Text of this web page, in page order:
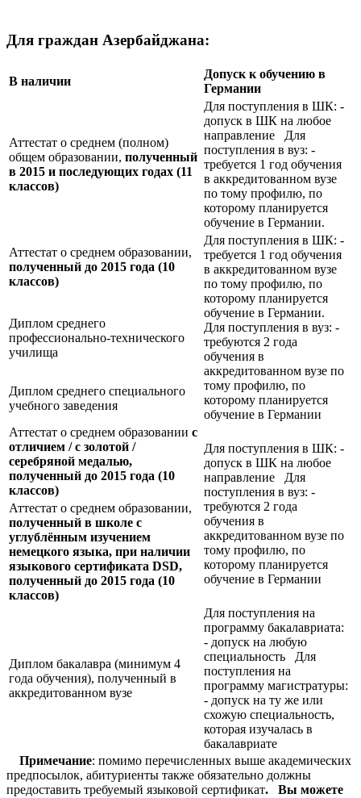
Для граждан Азербайджана:
В наличии
Допуск к обучению в
Германии
Аттестат о среднем (полном)
общем образовании, полученный
в 2015 и последующих годах (11
классов)
Для поступления в ШК: -
допуск в ШК на любое
направление Для
поступления в вуз: -
требуется 1 год обучения
в аккредитованном вузе
по тому профилю, по
которому планируется
обучение в Германии.
Аттестат о среднем образовании,
полученный до 2015 года (10
классов)
Для поступления в ШК: -
требуется 1 год обучения
в аккредитованном вузе
по тому профилю, по
которому планируется
обучение в Германии.
Для поступления в вуз: -
требуются 2 года
обучения в
аккредитованном вузе по
тому профилю, по
которому планируется
обучение в Германии
Диплом среднего
профессионально-технического
училища
Диплом среднего специального
учебного заведения
Аттестат о среднем образовании с
отличием / с золотой /
серебряной медалью,
полученный до 2015 года (10
классов)
Для поступления в ШК: -
допуск в ШК на любое
направление Для
поступления в вуз: -
требуются 2 года
обучения в
аккредитованном вузе по
тому профилю, по
которому планируется
обучение в Германии
Аттестат о среднем образовании,
полученный в школе с
углублённым изучением
немецкого языка, при наличии
языкового сертификата DSD,
полученный до 2015 года (10
классов)
Диплом бакалавра (минимум 4
года обучения), полученный в
аккредитованном вузе
Для поступления на
программу бакалавриата:
- допуск на любую
специальность Для
поступления на
программу магистратуры:
- допуск на ту же или
схожую специальность,
которая изучалась в
бакалавриате
Примечание: помимо перечисленных выше академических
предпосылок, абитуриенты также обязательно должны
предоставить требуемый языковой сертификат.
Вы можете